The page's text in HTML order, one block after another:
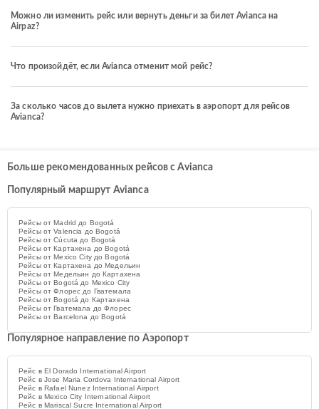
Можно ли изменить рейс или вернуть деньги за билет Avianca на
Airpaz?
Что произойдёт, если Avianca отменит мой рейс?
За сколько часов до вылета нужно приехать в аэропорт для рейсов
Avianca?
Больше рекомендованных рейсов с Avianca
Популярный маршрут Avianca
Рейсы от Madrid до Bogotá
Рейсы от Valencia до Bogotá
Рейсы от Cúcuta до Bogotá
Рейсы от Картахена до Bogotá
Рейсы от Mexico City до Bogotá
Рейсы от Картахена до Медельин
Рейсы от Медельин до Картахена
Рейсы от Bogotá до Mexico City
Рейсы от Флорес до Гватемала
Рейсы от Bogotá до Картахена
Рейсы от Гватемала до Флорес
Рейсы от Barcelona до Bogotá
Популярное направление по Аэропорт
Рейс в El Dorado International Airport
Рейс в Jose Maria Cordova International Airport
Рейс в Rafael Nunez International Airport
Рейс в Mexico City International Airport
Рейс в Mariscal Sucre International Airport